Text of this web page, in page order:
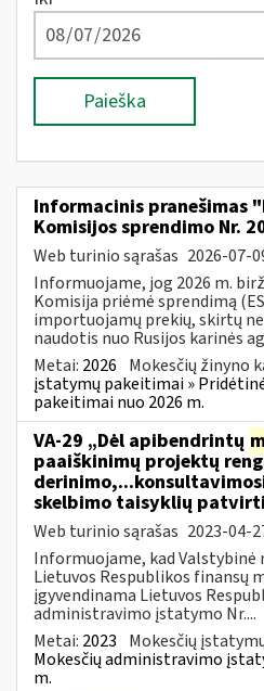
Paieška
Informacinis pranešimas
Komisijos sprendimo Nr.
Web turinio sąrašas 2026-07-
Informuojame, jog 2026 m.
Komisija priėmė sprendimą
importuojamų prekių, skirtų
naudotis nuo Rusijos karinės
Metai: 2026 Mokesčių žinyno
įstatymų pakeitimai »
pakeitimai nuo 2026 m.
VA-29 „Dėl apibendrintų
paaiškinimų projektų
skelbimo taisyklių
Web turinio sąrašas 2023-04-
Informuojame, kad Valstybinė
Lietuvos Respublikos finansų
įgyvendinama Lietuvos
administravimo įstatymo Nr....
Metai: 2023 Mokesčių
Mokesčių administravimo
m.